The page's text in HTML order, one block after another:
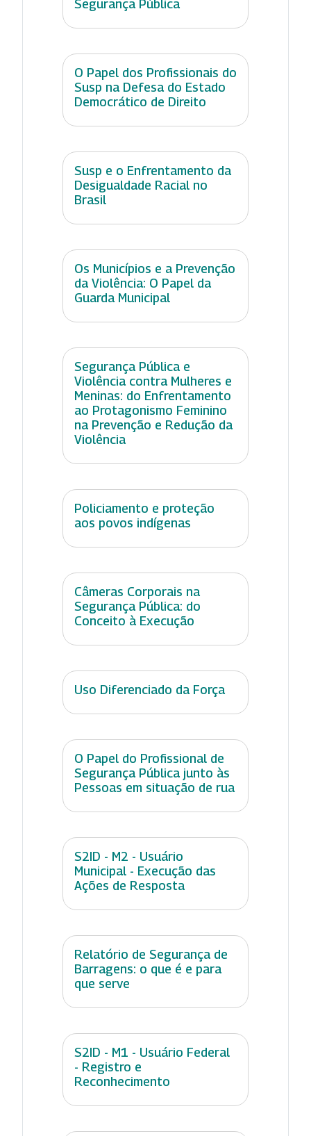
Segurança Pública
O Papel dos Profissionais do
Susp na Defesa do Estado
Democrático de Direito
Susp e o Enfrentamento da
Desigualdade Racial no
Brasil
Os Municípios e a Prevenção
da Violência: O Papel da
Guarda Municipal
Segurança Pública e
Violência contra Mulheres e
Meninas: do Enfrentamento
ao Protagonismo Feminino
na Prevenção e Redução da
Violência
Policiamento e proteção
aos povos indígenas
Câmeras Corporais na
Segurança Pública: do
Conceito à Execução
Uso Diferenciado da Força
O Papel do Profissional de
Segurança Pública junto às
Pessoas em situação de rua
S2ID - M2 - Usuário
Municipal - Execução das
Ações de Resposta
Relatório de Segurança de
Barragens: o que é e para
que serve
S2ID - M1 - Usuário Federal
- Registro e
Reconhecimento